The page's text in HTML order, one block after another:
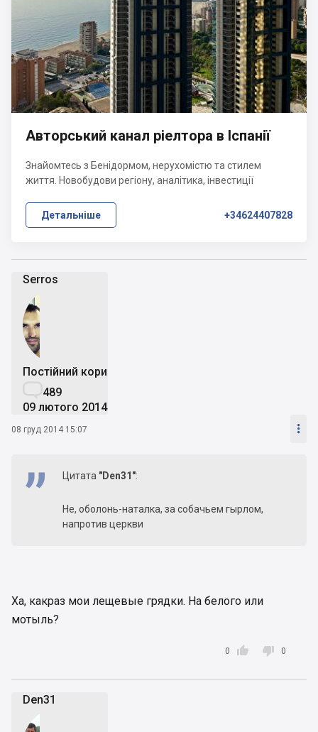
Serros
Постійний користувач
489
09 лютого 2014
08 груд 2014 15:07 
Цитата "Den31":
Не, оболонь-наталка, за собачьем гырлом,
напротив церкви
Ха, какраз мои лещевые грядки. На белого или
мотыль?

0  0
Den31
Авторський канал ріелтора в Іспанії
Знайомтесь з Бенідормом, нерухомістю та стилем
життя. Новобудови регіону, аналітика, інвестиції
Детальніше +34624407828